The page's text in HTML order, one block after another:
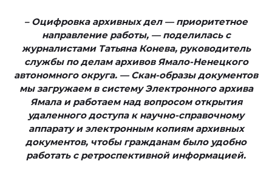
– Оцифровка архивных дел — приоритетное
направление работы, — поделилась с
журналистами Татьяна Конева, руководитель
службы по делам архивов Ямало-Ненецкого
автономного округа. — Скан-образы документов
мы загружаем в систему Электронного архива
Ямала и работаем над вопросом открытия
удаленного доступа к научно-справочному
аппарату и электронным копиям архивных
документов, чтобы гражданам было удобно
работать с ретроспективной информацией.